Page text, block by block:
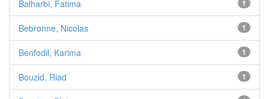
1
Balharbi, Fatima
1
Bebronne, Nicolas
1
Benfodil, Karima
1
Bouzid, Riad